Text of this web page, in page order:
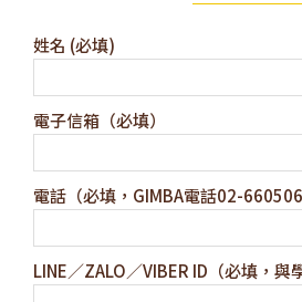
姓名 (必填)
電子信箱（必填）
電話（必填，GIMBA電話02-
LINE／ZALO／VIBER ID（必填，與